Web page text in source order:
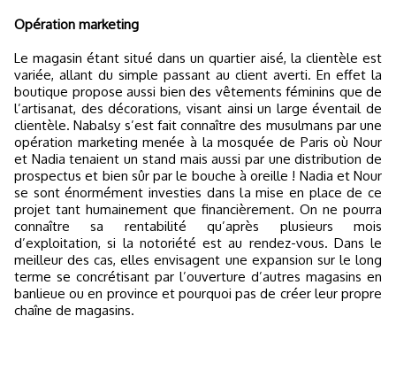
Opération marketing
Le magasin étant situé dans un quartier aisé, la clientèle est
variée, allant du simple passant au client averti. En effet la
boutique propose aussi bien des vêtements féminins que de
l’artisanat, des décorations, visant ainsi un large éventail de
clientèle. Nabalsy s’est fait connaître des musulmans par une
opération marketing menée à la mosquée de Paris où Nour
et Nadia tenaient un stand mais aussi par une distribution de
prospectus et bien sûr par le bouche à oreille ! Nadia et Nour
se sont énormément investies dans la mise en place de ce
projet tant humainement que financièrement. On ne pourra
connaître sa rentabilité qu’après plusieurs mois
d’exploitation, si la notoriété est au rendez-vous. Dans le
meilleur des cas, elles envisagent une expansion sur le long
terme se concrétisant par l’ouverture d’autres magasins en
banlieue ou en province et pourquoi pas de créer leur propre
chaîne de magasins.